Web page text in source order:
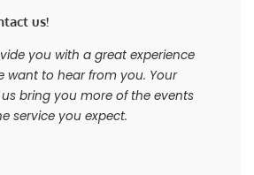
us!
you with a great experience
want to hear from you. Your
bring you more of the events
service you expect.